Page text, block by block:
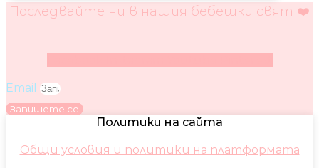
Последвайте ни в нашия бебешки свят ❤️
Email
Запишете се
Политики на сайта
Общи условия и политики на платформата